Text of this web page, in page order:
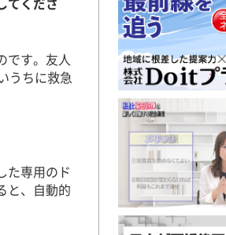
です。友人
うちに救急
た専用のド
と、自動的